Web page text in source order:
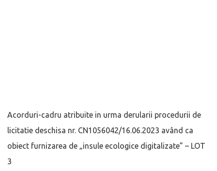
Acorduri-cadru atribuite in urma derularii procedurii de
licitatie deschisa nr. CN1056042/16.06.2023 având ca
obiect furnizarea de „insule ecologice digitalizate” – LOT
3